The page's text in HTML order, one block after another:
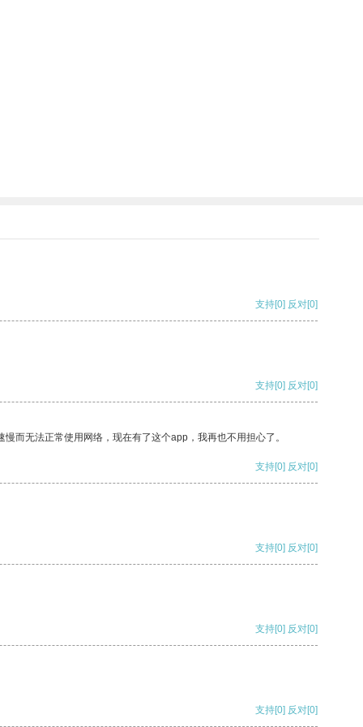
支持[0] 反对[0]
支持[0] 反对[0]
而无法正常使用网络，现在有了这个app，我再也不用担心了。
支持[0] 反对[0]
支持[0] 反对[0]
支持[0] 反对[0]
支持[0] 反对[0]